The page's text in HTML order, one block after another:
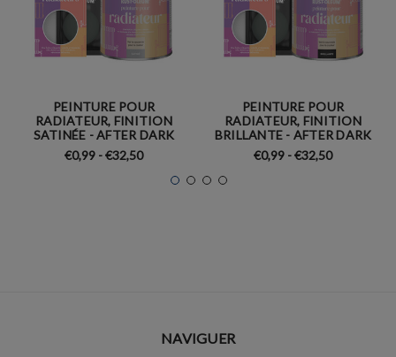
PEINTURE POUR
RADIATEUR, FINITION
SATINÉE - AFTER DARK
€0,99 - €32,50
PEINTURE POUR
RADIATEUR, FINITION
BRILLANTE - AFTER DARK
€0,99 - €32,50
NAVIGUER